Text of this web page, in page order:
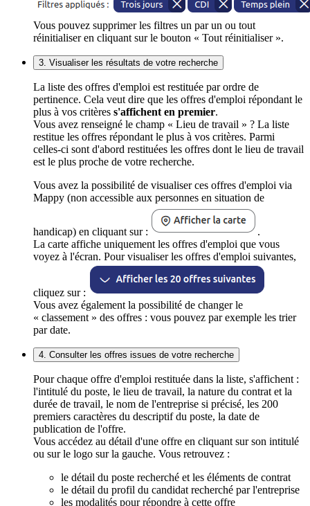
Vous pouvez supprimer les filtres un par un ou tout
réinitialiser en cliquant sur le bouton « Tout réinitialiser ».
3. Visualiser les résultats de votre recherche
La liste des offres d'emploi est restituée par ordre de
pertinence. Cela veut dire que les offres d'emploi répondant le
plus à vos critères s'affichent en premier.
Vous avez renseigné le champ « Lieu de travail » ? La liste
restitue les offres répondant le plus à vos critères. Parmi
celles-ci sont d'abord restituées les offres dont le lieu de travail
est le plus proche de votre recherche.
Vous avez la possibilité de visualiser ces offres d'emploi via
Mappy (non accessible aux personnes en situation de
handicap) en cliquant sur :
.
La carte affiche uniquement les offres d'emploi que vous
voyez à l'écran. Pour visualiser les offres d'emploi suivantes,
cliquez sur :
Vous avez également la possibilité de changer le
« classement » des offres : vous pouvez par exemple les trier
par date.
4. Consulter les offres issues de votre recherche
Pour chaque offre d'emploi restituée dans la liste, s'affichent :
l'intitulé du poste, le lieu de travail, la nature du contrat et la
durée de travail, le nom de l'entreprise si précisé, les 200
premiers caractères du descriptif du poste, la date de
publication de l'offre.
Vous accédez au détail d'une offre en cliquant sur son intitulé
ou sur le logo sur la gauche. Vous retrouvez :
le détail du poste recherché et les éléments de contrat
le détail du profil du candidat recherché par l'entreprise
les modalités pour répondre à cette offre